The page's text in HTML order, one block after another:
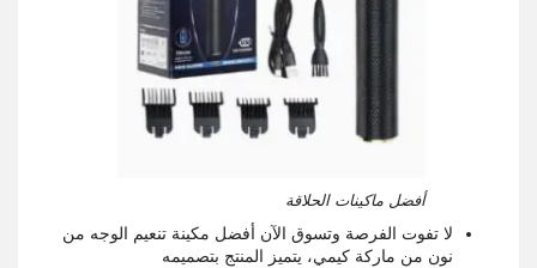
أفضل ماكينات الحلاقة
لا تفوت الفرصة وتسوق الآن أفضل مكينة تنعيم الوجه من
نون من ماركة كيمي، يتميز المنتج بتصميمه